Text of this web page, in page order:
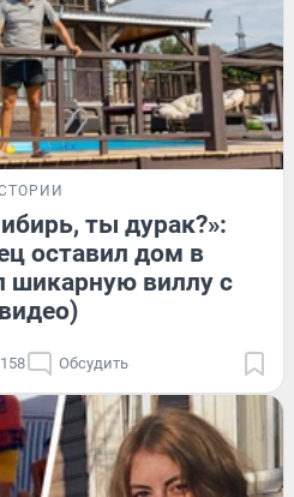
ты дурак?»:
оставил дом в
шикарную виллу с
Обсудить